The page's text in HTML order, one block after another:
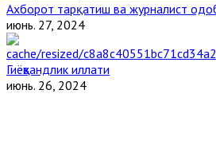
Ахборот тарқатиш ва журналист
июнь. 27, 2024
Гиёҳвандлик иллати
июнь. 26, 2024